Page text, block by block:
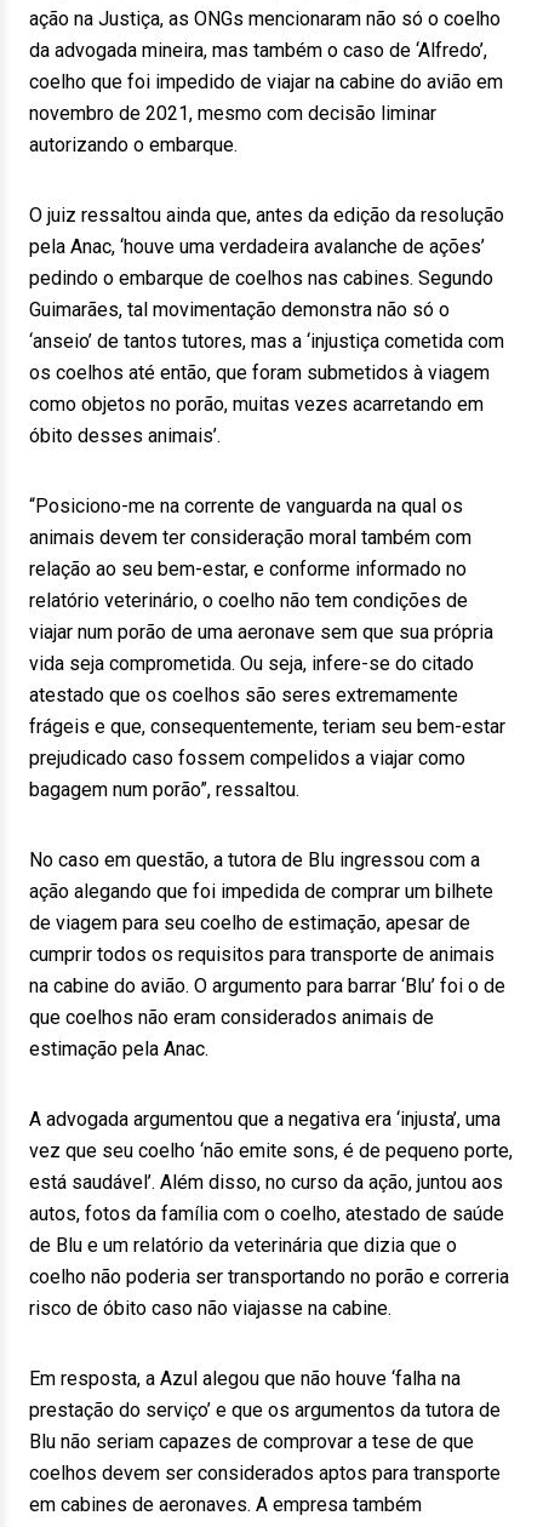
ação na Justiça, as ONGs mencionaram não só o coelho
da advogada mineira, mas também o caso de ‘Alfredo’,
coelho que foi impedido de viajar na cabine do avião em
novembro de 2021, mesmo com decisão liminar
autorizando o embarque.
O juiz ressaltou ainda que, antes da edição da resolução
pela Anac, ‘houve uma verdadeira avalanche de ações’
pedindo o embarque de coelhos nas cabines. Segundo
Guimarães, tal movimentação demonstra não só o
‘anseio’ de tantos tutores, mas a ‘injustiça cometida com
os coelhos até então, que foram submetidos à viagem
como objetos no porão, muitas vezes acarretando em
óbito desses animais’.
“Posiciono-me na corrente de vanguarda na qual os
animais devem ter consideração moral também com
relação ao seu bem-estar, e conforme informado no
relatório veterinário, o coelho não tem condições de
viajar num porão de uma aeronave sem que sua própria
vida seja comprometida. Ou seja, infere-se do citado
atestado que os coelhos são seres extremamente
frágeis e que, consequentemente, teriam seu bem-estar
prejudicado caso fossem compelidos a viajar como
bagagem num porão”, ressaltou.
No caso em questão, a tutora de Blu ingressou com a
ação alegando que foi impedida de comprar um bilhete
de viagem para seu coelho de estimação, apesar de
cumprir todos os requisitos para transporte de animais
na cabine do avião. O argumento para barrar ‘Blu’ foi o de
que coelhos não eram considerados animais de
estimação pela Anac.
A advogada argumentou que a negativa era ‘injusta’, uma
vez que seu coelho ‘não emite sons, é de pequeno porte,
está saudável’. Além disso, no curso da ação, juntou aos
autos, fotos da família com o coelho, atestado de saúde
de Blu e um relatório da veterinária que dizia que o
coelho não poderia ser transportando no porão e correria
risco de óbito caso não viajasse na cabine.
Em resposta, a Azul alegou que não houve ‘falha na
prestação do serviço’ e que os argumentos da tutora de
Blu não seriam capazes de comprovar a tese de que
coelhos devem ser considerados aptos para transporte
em cabines de aeronaves. A empresa também